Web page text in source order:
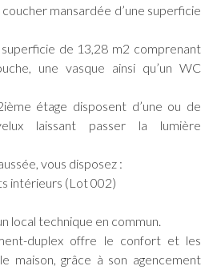
mansardée d’une superficie
superficie de 13,28 m2 comprenant
une vasque ainsi qu’un WC
étage disposent d’une ou de
laissant passer la lumière
vous disposez :
intérieurs (Lot 002)
local technique en commun.
duplex offre le confort et les
maison, grâce à son agencement